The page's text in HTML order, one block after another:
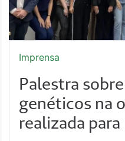
Imprensa
Palestra
genéticos na
realizada